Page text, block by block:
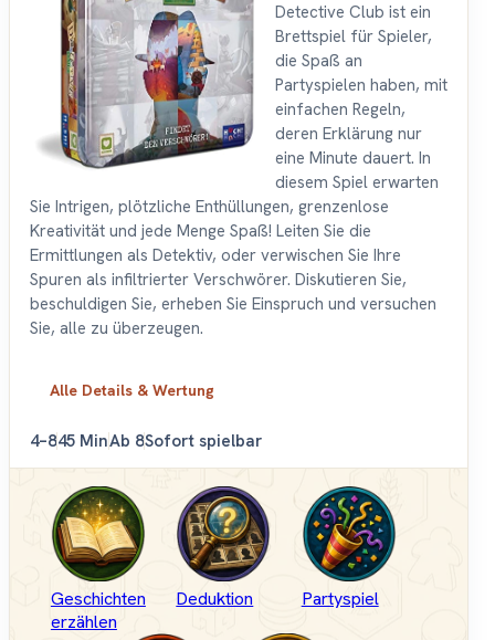
Detective Club ist ein
Brettspiel für Spieler,
die Spaß an
Partyspielen haben, mit
einfachen Regeln,
deren Erklärung nur
eine Minute dauert. In
diesem Spiel erwarten
Sie Intrigen, plötzliche Enthüllungen, grenzenlose
Kreativität und jede Menge Spaß! Leiten Sie die
Ermittlungen als Detektiv, oder verwischen Sie Ihre
Spuren als infiltrierter Verschwörer. Diskutieren Sie,
beschuldigen Sie, erheben Sie Einspruch und versuchen
Sie, alle zu überzeugen.
Alle Details & Wertung
4–845 MinAb 8Sofort spielbar
Geschichten
erzählen
Deduktion Partyspiel